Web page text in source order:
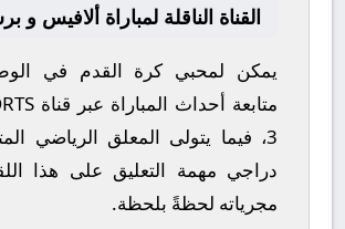
القناة الناقلة لمباراة ألافيس و
يمكن لمحبي كرة القدم في
متابعة أحداث المباراة عبر قناة
3، فيما يتولى المعلق الرياضي
دراجي مهمة التعليق على هذا
مجرياته لحظةً بلحظة.